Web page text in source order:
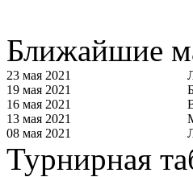
Ближайшие
23 мая 2021
19 мая 2021
16 мая 2021
13 мая 2021
08 мая 2021
Турнирная